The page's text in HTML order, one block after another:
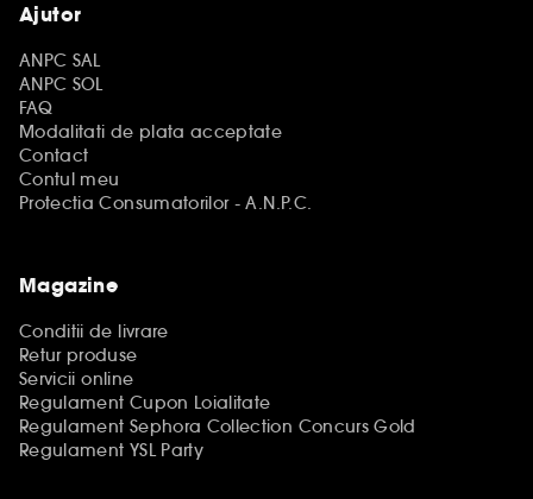
Ajutor
ANPC SAL
ANPC SOL
FAQ
Modalitati de plata acceptate
Contact
Contul meu
Protectia Consumatorilor - A.N.P.C.
Magazine
Conditii de livrare
Retur produse
Servicii online
Regulament Cupon Loialitate
Regulament Sephora Collection Concurs Gold
Regulament YSL Party